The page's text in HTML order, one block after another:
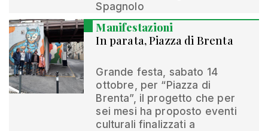
Spagnolo
Manifestazioni
In parata, Piazza di Brenta
Grande festa, sabato 14
ottobre, per “Piazza di
Brenta”, il progetto che per
sei mesi ha proposto eventi
culturali finalizzati a